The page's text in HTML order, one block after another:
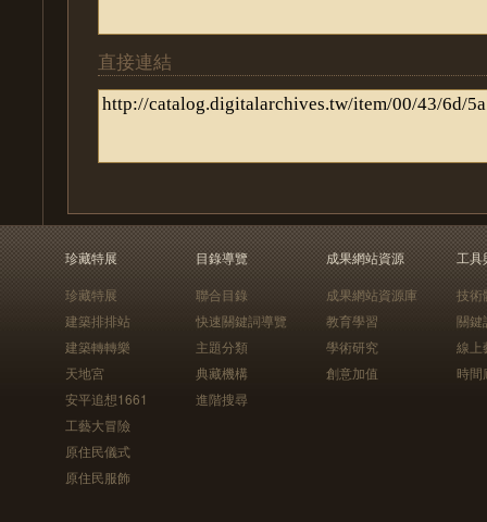
直接連結
珍藏特展
珍藏特展
建築排排站
建築轉轉樂
天地宮
安平追想1661
工藝大冒險
原住民儀式
原住民服飾
目錄導覽
聯合目錄
快速關鍵詞導覽
主題分類
典藏機構
進階搜尋
成果網站資源
成果網站資源庫
教育學習
學術研究
創意加值
工具
技術
關鍵
線上
時間